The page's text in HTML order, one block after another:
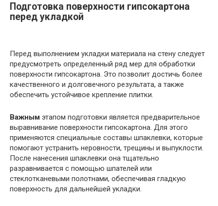
Подготовка поверхности гипсокартона
перед укладкой
Перед выполнением укладки материала на стену следует
предусмотреть определенный ряд мер для обработки
поверхности гипсокартона. Это позволит достичь более
качественного и долговечного результата, а также
обеспечить устойчивое крепление плитки.
Важным этапом подготовки является предварительное
выравнивание поверхности гипсокартона. Для этого
применяются специальные составы шпаклевки, которые
помогают устранить неровности, трещины и выпуклости.
После нанесения шпаклевки она тщательно
разравнивается с помощью шпателей или
стеклотканевыми полотнами, обеспечивая гладкую
поверхность для дальнейшей укладки.